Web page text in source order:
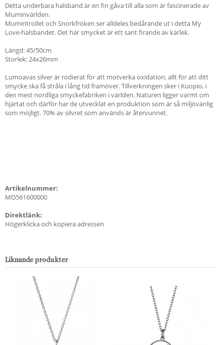
Detta underbara halsband är en fin gåva till alla som är fascinerade av
Muminvärlden.
Mumintrollet och Snorkfröken ser alldeles bedårande ut i detta My
Love-halsbandet. Det här smycket är ett sant firande av kärlek.
Längd: 45/50cm
Storlek: 24x26mm
Lumoavas silver är rodierat för att motverka oxidation, allt för att ditt
smycke ska få stråla i lång tid framöver. Tillverkningen sker i Kuopio, i
den mest nordliga smyckefabriken i världen. Naturen ligger varmt om
hjärtat och därför har de utvecklat en produktion som är så miljövänlig
som möjligt. 70% av silvret som används är återvunnet.
Artikelnummer:
MO561600000
Direktlänk:
Högerklicka och kopiera adressen
Liknande produkter